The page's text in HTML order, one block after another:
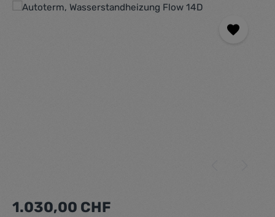
Bildergalerie überspringen
Regulärer Preis:
1.030,00 CHF